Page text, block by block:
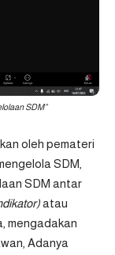
SDM”
oleh pemateri
SDM,
SDM antar
atau
mengadakan
Adanya